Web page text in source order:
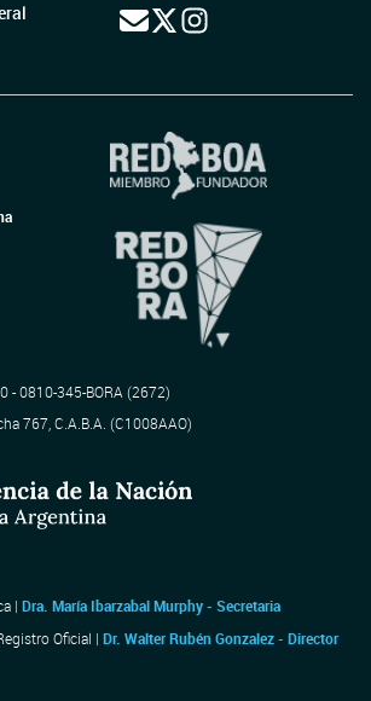
- 0810-345-BORA (2672)
767, C.A.B.A. (C1008AAO)
| Dra. María Ibarzabal Murphy - Secretaria
Oficial | Dr. Walter Rubén Gonzalez - Director